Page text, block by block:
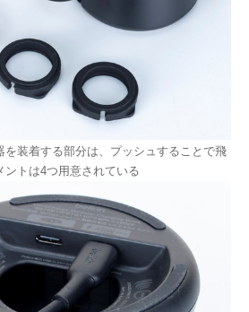
を装着する部分は、プッシュすることで飛
トは4つ用意されている